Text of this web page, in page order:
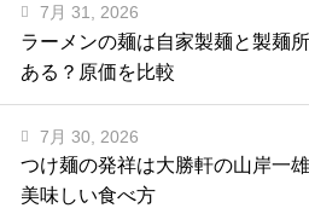
ラーメンの麺は自家製麺と製麺
ある？原価を比較
7月 31, 2026
つけ麺の発祥は大勝軒の山岸一
美味しい食べ方
7月 30, 2026